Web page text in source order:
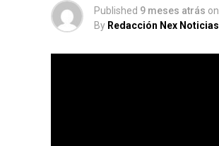
Published 9 meses atrás on
By Redacción Nex Noticias